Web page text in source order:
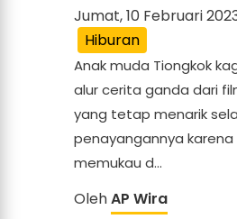
Jumat, 10 Februari 2023
Hiburan
Anak muda Tiongkok
alur cerita ganda dari
yang tetap menarik
penayangannya karena
memukau d...
OlehAP Wira